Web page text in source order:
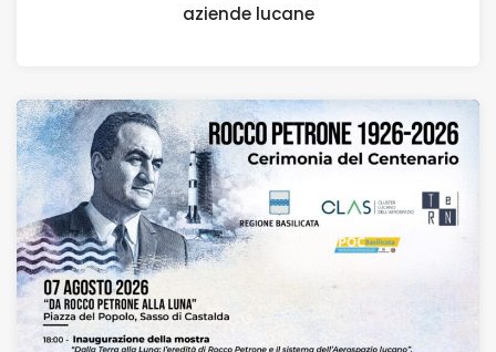
aziende lucane